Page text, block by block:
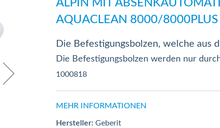
ALPIN MIT
AQUACLEAN 8000/8000PLUS
Die Befestigungsbolzen, welche aus
Die Befestigungsbolzen werden nur
1000818
MEHR INFORMATIONEN
Hersteller: Geberit